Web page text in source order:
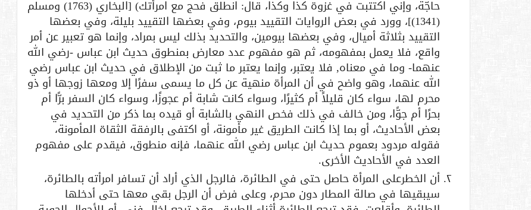
حاجّة، وإني اكتتبت في غزوة كذا وكذا، قال: انطلق فحج مع امرأتك) [البخاري (1763) ومسلم
(1341)]، وورد في بعض الروايات التقييد بيوم، وفي بعضها التقييد بليلة، وفي بعضها
التقييد بثلاثة أميال، وفي بعضها بيومين، والتحديد بذلك ليس بمراد، وإنما هو تعبير عن أمر
واقع، فلا يعمل بمفهومه، ثم هو مفهوم عدد معارض بمنطوق حديث ابن عباس -رضي الله
عنهما- وما في معناه, فلا يعتبر، وإنما يعتبر ما ثبت من الإطلاق في حديث ابن عباس رضي
الله عنهما، وهو واضح في أن المرأة منهية عن كل ما يسمى سفرًا إلا ومعها زوجها أو ذو
محرم لها، سواء كان قليلاً أم كثيرًا، وسواء كانت شابة أم عجوزًا، وسواء كان السفر برًّا أم
بحرًا أم جوًّا، ومن خالف في ذلك فخص النهي بالشابة أو قيده بما ذكر من التحديد في
بعض الأحاديث، أو بما إذا كانت الطريق غير مأمونة، أو اكتفى بالرفقة الثقاة المأمونة،
فقوله مردود بعموم حديث ابن عباس رضي الله عنهما، فإنه منطوق، فيقدم على مفهوم
العدد في الأحاديث الأخرى.
أن الخطرعلى المرأة حاصل حتى في الطائرة، فالرجل الذي أراد أن تسافر امرأته بالطائرة،
سيبقيها في صالة المطار دون محرم، وعلى فرض أن الرجل بقي معها حتى أدخلها